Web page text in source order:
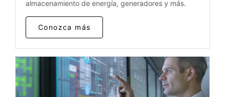
almacenamiento de energía, generadores y más.
Conozca más